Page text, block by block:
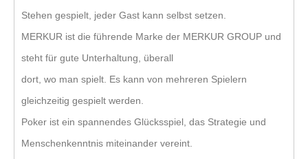
Stehen gespielt, jeder Gast kann selbst setzen.
MERKUR ist die führende Marke der MERKUR GROUP und
steht für gute Unterhaltung, überall
dort, wo man spielt. Es kann von mehreren Spielern
gleichzeitig gespielt werden.
Poker ist ein spannendes Glücksspiel, das Strategie und
Menschenkenntnis miteinander vereint.